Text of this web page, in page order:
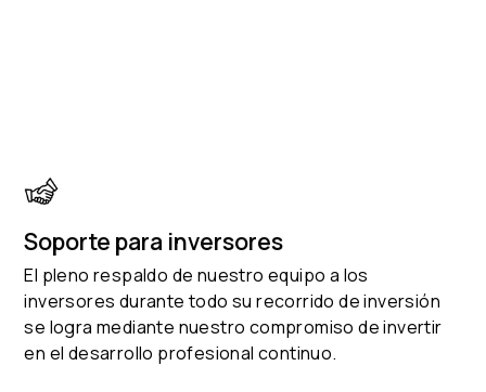
Soporte para inversores
El pleno respaldo de nuestro equipo a los
inversores durante todo su recorrido de inversión
se logra mediante nuestro compromiso de invertir
en el desarrollo profesional continuo.